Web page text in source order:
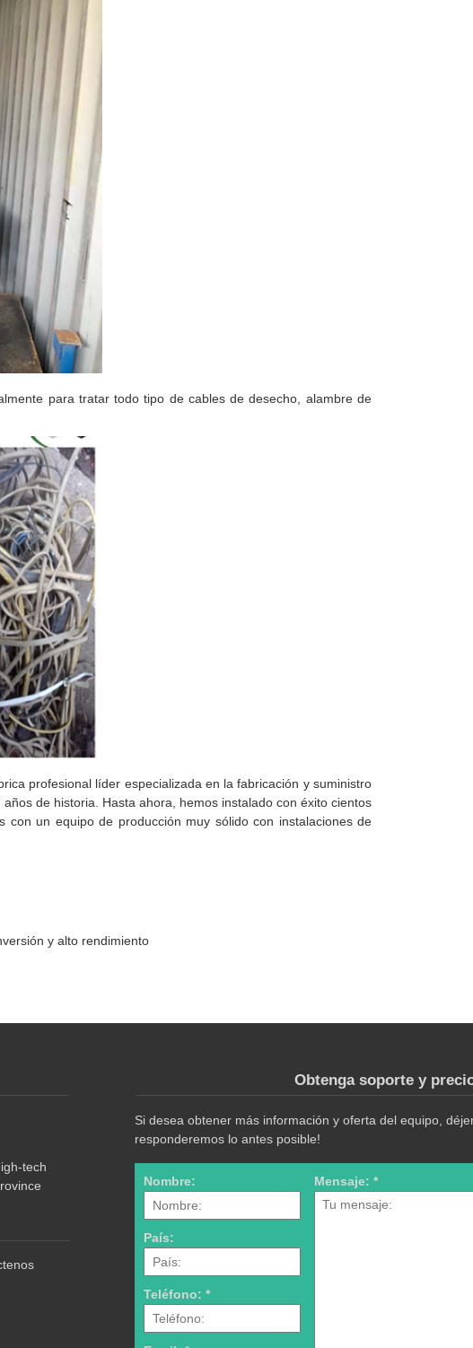
para tratar todo tipo de cables de desecho, alambre de
profesional líder especializada en la fabricación y suministro
de historia. Hasta ahora, hemos instalado con éxito cientos
un equipo de producción muy sólido con instalaciones de
y alto rendimiento
tech
Obtenga soporte y
Si desea obtener más información y oferta del equipo,
responderemos lo antes posible!
Nombre:
País:
Teléfono: *
Mensaje: *